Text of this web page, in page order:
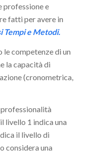
professione e
fatti per avere in
Tempi e Metodi.
le competenze di un
la capacità di
(cronometrica,
livello 1 indica una
il livello di
considera una